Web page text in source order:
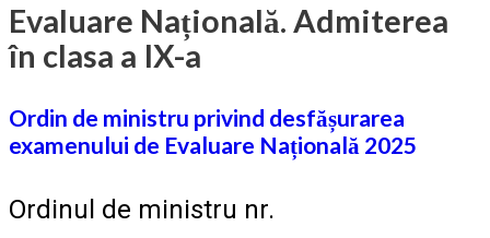
Evaluare Națională. Admiterea
în clasa a IX-a
Ordin de ministru privind desfășurarea
examenului de Evaluare Națională 2025
Ordinul de ministru nr.